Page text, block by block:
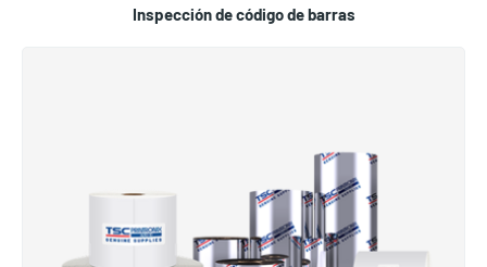
Inspección de código de barras